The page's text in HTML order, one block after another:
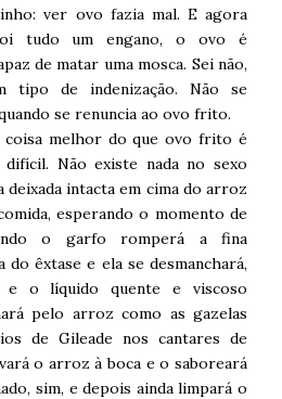
ver ovo fazia mal. E agora
tudo um engano, o ovo é
de matar uma mosca. Sei não,
tipo de indenização. Não se
se renuncia ao ovo frito.
melhor do que ovo frito é
difícil. Não existe nada no sexo
deixada intacta em cima do arroz
esperando o momento de
o garfo romperá a fina
do êxtase e ela se desmanchará,
e o líquido quente e viscoso
pelo arroz como as gazelas
de Gileade nos cantares de
o arroz à boca e o saboreará
sim, e depois ainda limpará o